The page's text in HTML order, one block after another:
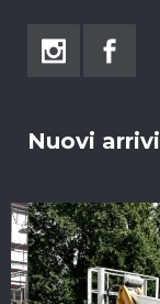
Nuovi arrivi